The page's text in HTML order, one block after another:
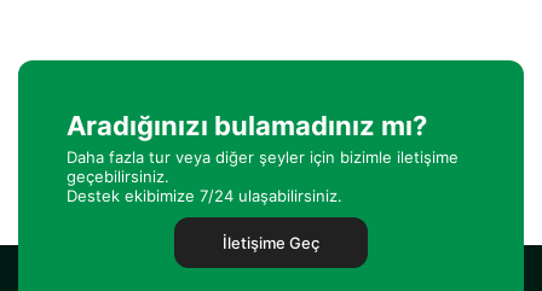
Aradığınızı bulamadınız mı?
Daha fazla tur veya diğer şeyler için bizimle iletişime
geçebilirsiniz.
Destek ekibimize 7/24 ulaşabilirsiniz.
İletişime Geç